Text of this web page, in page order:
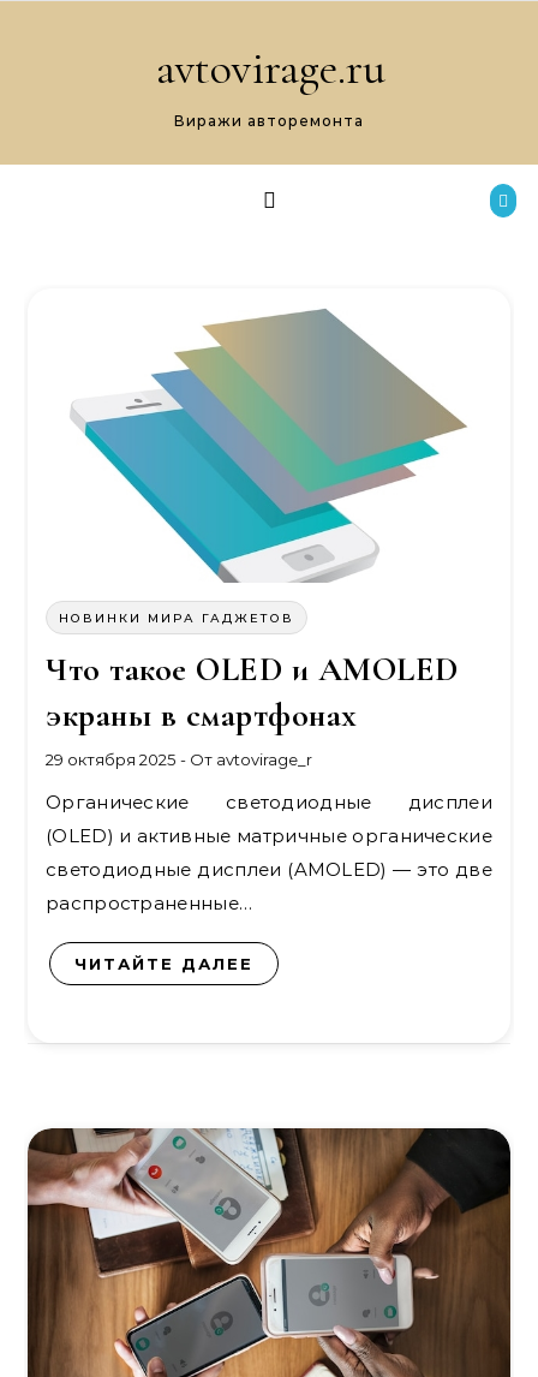
avtovirage.ru
Виражи авторемонта
НОВИНКИ МИРА ГАДЖЕТОВ
Что такое OLED и AMOLED
экраны в смартфонах
29 октября 2025 - От avtovirage_r
Органические светодиодные дисплеи
(OLED) и активные матричные органические
светодиодные дисплеи (AMOLED) — это две
распространенные…
ЧИТАЙТЕ ДАЛЕЕ